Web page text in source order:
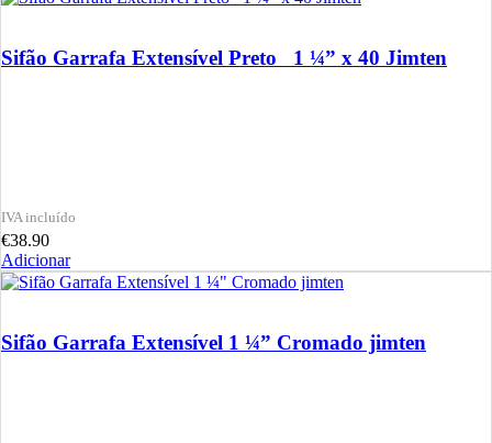
Sifão Garrafa Extensível Preto 1 ¼” x 40 Jimten
€38.90
Adicionar
Sifão Garrafa Extensível 1 ¼” Cromado jimten